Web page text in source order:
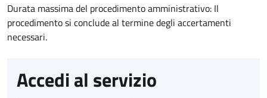
Durata massima del procedimento amministrativo: Il
procedimento si conclude al termine degli accertamenti
necessari.
Accedi al servizio